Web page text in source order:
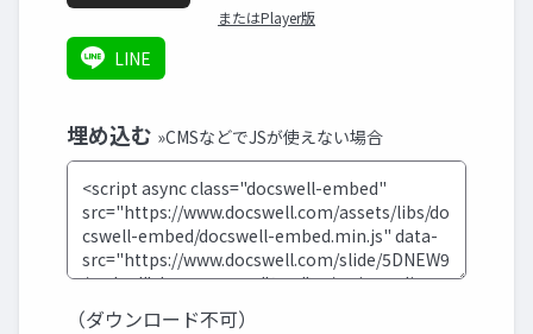
またはPlayer版
LINE
埋め込む »CMSなどでJSが使えない場合
（ダウンロード不可）